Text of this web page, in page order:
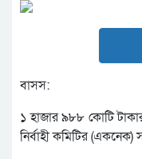
বাসস:
১ হাজার ৯৮৮ কোটি
নির্বাহী কমিটির